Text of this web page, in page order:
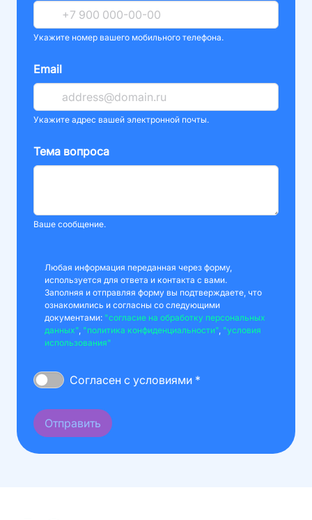
Укажите номер вашего мобильного телефона.
Email
Укажите адрес вашей электронной почты.
Тема вопроса
Ваше сообщение.
Любая информация переданная через форму,
используется для ответа и контакта с вами.
Заполняя и отправляя форму вы подтверждаете, что
ознакомились и согласны со следующими
документами: "согласие на обработку персональных
данных" "политика конфиденциальности" "условия
использования"
Согласен с условиями *
Отправить